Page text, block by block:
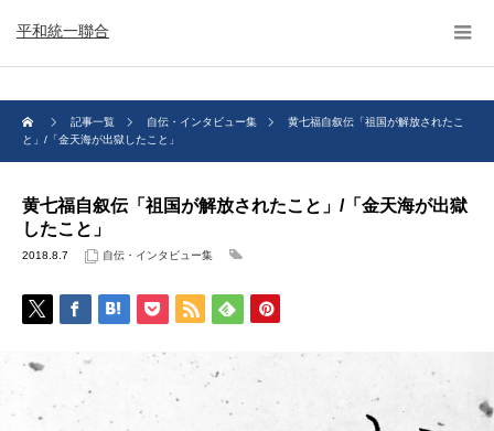
平和統一聯合
記事一覧 自伝・インタビュー集
黄七福自叙伝「祖国が解放されたこ
と」/「金天海が出獄したこと」
黄七福自叙伝「祖国が解放されたこと」/「金天海が出獄
したこと」
2018.8.7 自伝・インタビュー集